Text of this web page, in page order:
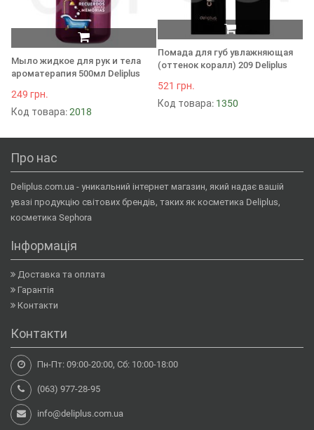
Мыло жидкое для рук и тела
ароматерапия 500мл Deliplus
249 грн.
Код товара:2018
Помада для губ увлажняющая
(оттенок коралл) 209 Deliplus
521 грн.
Код товара: 1350
Про нас
Deliplus.com.ua - уникальний інтернет магазин, який надає вашій
увазі продукцію світових брендів, таких як косметика Deliplus,
косметика Sephora
Інформація
Доставка та оплата
Гарантія
Контакти
Контакти
Пн-Пт: 09:00-20:00, Сб: 10:00-18:00
(063) 977-28-95
info@deliplus.com.ua